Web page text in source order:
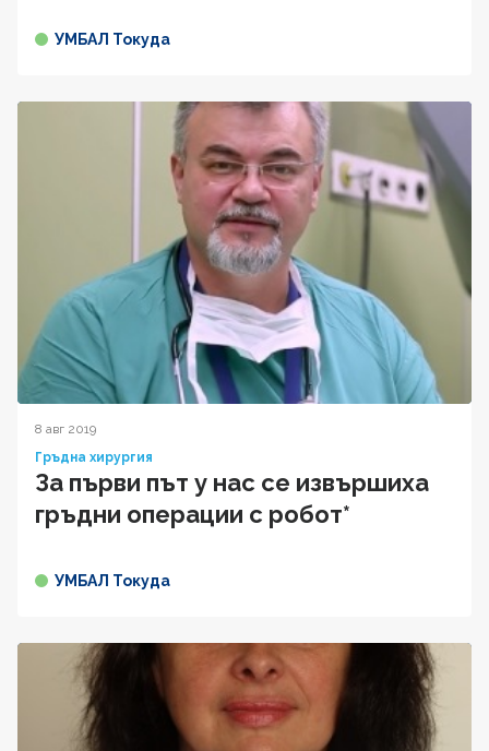
УМБАЛ Токуда
8 авг 2019
Гръдна хирургия
За първи път у нас се извършиха
гръдни операции с робот*
УМБАЛ Токуда